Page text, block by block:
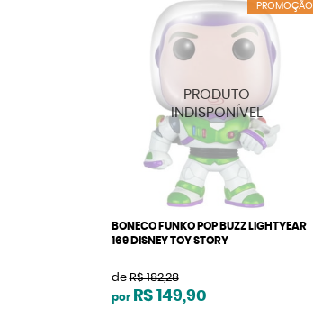
PROMOÇÃO
BONECO FUNKO POP BUZZ LIGHTYEAR
169 DISNEY TOY STORY
de R$ 182,28
por R$ 149,90